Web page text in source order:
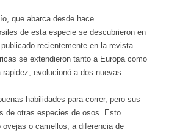
que abarca desde hace
de esta especie se descubrieron en
recientemente en la revista
se extendieron tanto a Europa como
evolucionó a dos nuevas
habilidades para correr, pero sus
de otras especies de osos. Esto
o camellos, a diferencia de